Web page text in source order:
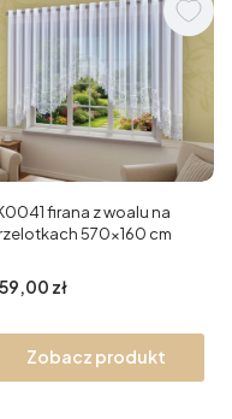
firana z woalu na
570x160 cm
zł
Zobacz produkt